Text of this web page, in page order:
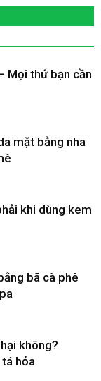
Mọi thứ bạn cần
mặt bằng nha
khi dùng kem
bã cà phê
không?
hỏa